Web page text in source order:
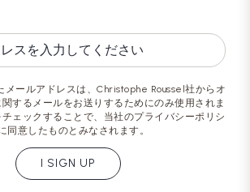
メールアドレスは、Christophe Roussel社からオ
するメールをお送りするためにのみ使用されま
ェックすることで、当社のプライバシーポリシ
同意したものとみなされます。
I SIGN UP